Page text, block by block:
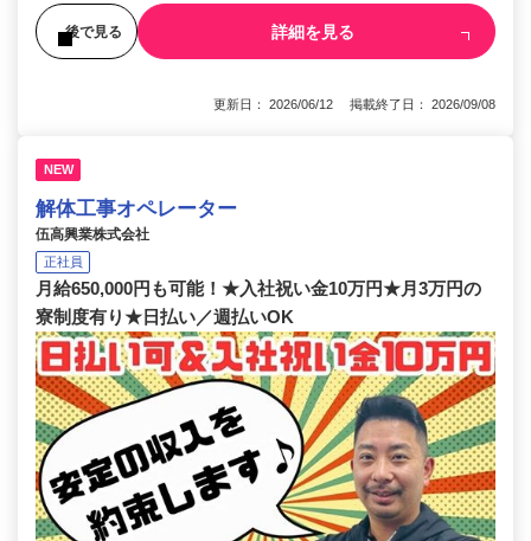
後で見る 詳細を見る
更新日： 2026/06/12 掲載終了日： 2026/09/08
NEW
解体工事オペレーター
伍高興業株式会社
正社員
月給650,000円も可能！★入社祝い金10万円★月3万円の
寮制度有り★日払い／週払いOK